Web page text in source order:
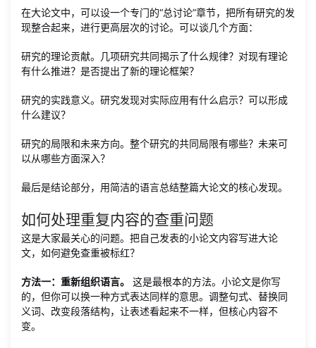
在大论文中，可以设一个专门的“总讨论”章节，把所有研究的发
现整合起来，进行更高层次的讨论。可以谈几个方面：
研究的理论贡献。几项研究共同揭示了什么规律？对现有理论
有什么推进？是否提出了新的理论框架？
研究的实践意义。研究发现对实际应用有什么启示？可以形成
什么建议？
研究的局限和未来方向。整个研究的共同局限有哪些？未来可
以从哪些方面深入？
最后是结论部分，用简洁的语言总结整篇大论文的核心发现。
如何处理重复内容的查重问题
这是大家最关心的问题。把自己发表的小论文内容写进大论
文，如何避免查重被标红？
方法一：重新组织语言。
这是最根本的方法。小论文是你写
的，但你可以换一种方式表达同样的意思。调整句式、替换同
义词、改变段落结构，让表述看起来不一样，但核心内容不
变。